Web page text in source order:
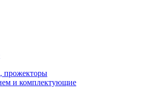
прожекторы
и комплектующие